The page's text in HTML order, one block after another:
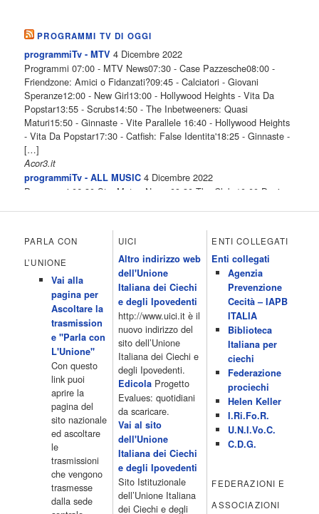
PROGRAMMI TV DI OGGI
programmiTv - MTV 4 Dicembre 2022
Programmi 07:00 - MTV News07:30 - Case Pazzesche08:00 -
Friendzone: Amici o Fidanzati?09:45 - Calciatori - Giovani
Speranze12:00 - New Girl13:00 - Hollywood Heights - Vita Da
Popstar13:55 - Scrubs14:50 - The Inbetweeners: Quasi
Maturi15:50 - Ginnaste - Vite Parallele 16:40 - Hollywood Heights
- Vita Da Popstar17:30 - Catfish: False Identita'18:25 - Ginnaste -
[…]
Acor3.it
programmiTv - ALL MUSIC 4 Dicembre 2022
Programmi 06.30 Star.Meteo.News 09.30 The Club 10.00 Deejay
All News 16.05 Rotazione musicale 19.00 All News 19.05 The
Club 19.30 19.30 Human Guinea Pigs 20.00 Inbox 21.00 Code
Monkeys 21.30 Sons of Butcher […]
programmiTv - ITALIA 1 4 Dicembre 2022
Programmi 06.35 Cartoni Animati 09.05 Telefilm:Starsky & Hutch
10.10 Telefilm:Supercar 12.15 12.15 Secondo voi 12.25 Studio
Aperto 13.00 Studio Sport 13.40 Cartoni animati 14.30 I Simpson
15.00 Telefilm:Paso adelante 15.55 15.55 Telefilm:Wildfire 16.50
Cartoni animati 18.30 Studio Aperto 19.05 Don Luca c'� 19.35
19.35 Medici miei 20.05 Camera caf� 20.30 La ruota della
fortuna 21.10 […]
Acor3.it
programmiTv - LA 7
4 Dicembre 2022
Programmi 06:00 - Tg La7/meteo/oroscopo/traffico06:55 - Movie
Flash07:00 - Omnibus ? Rassegna stampa07:30 - Tg La707:50 -
Omnibus09:50 - Coffee Break11:00 - L?aria che tira12:25 - I
men� di Benedetta13:30 - Tg La714:00 - Tg La7 Cronache14:40 -
Telefilm: Le strade di San Francisco - Omicidio di primo grado -
Una scuola di paura 16:30 […]
Acor3.it
PARLA CON
L’UNIONE
Vai alla
pagina per
Ascoltare la
trasmission
e "Parla con
L'Unione"
Con questo
link puoi
aprire la
pagina del
sito nazionale
ed ascoltare
le
trasmissioni
che vengono
trasmesse
dalla sede
UICI
Altro indirizzo web
dell'Unione
Italiana dei Ciechi
e degli Ipovedenti
http://www.uici.it è il
nuovo indirizzo del
sito dell’Unione
Italiana dei Ciechi e
degli Ipovedenti.
EdicolaProgetto
Evalues: quotidiani
da scaricare.
Vai al sito
dell'Unione
Italiana dei Ciechi
e degli Ipovedenti
Sito Istituzionale
dell’Unione Italiana
dei Ciechi e degli
ENTI COLLEGATI
Enti collegati
Agenzia
Prevenzione
Cecità – IAPB
ITALIA
Biblioteca
Italiana per
ciechi
Federazione
prociechi
Helen Keller
I.Ri.Fo.R.
U.N.I.Vo.C.
C.D.G.
FEDERAZIONI E
ASSOCIAZIONI